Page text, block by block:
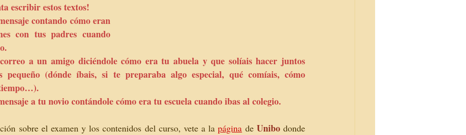
escribir estos textos!
contando cómo eran
con tus padres cuando
a un amigo diciéndole cómo era tu abuela y que solíais hacer juntos
pequeño (dónde íbais, si te preparaba algo especial, qué comíais, cómo
a tu novio contándole cómo era tu escuela cuando ibas al colegio.
sobre el examen y los contenidos del curso, vete a la página de Unibo donde